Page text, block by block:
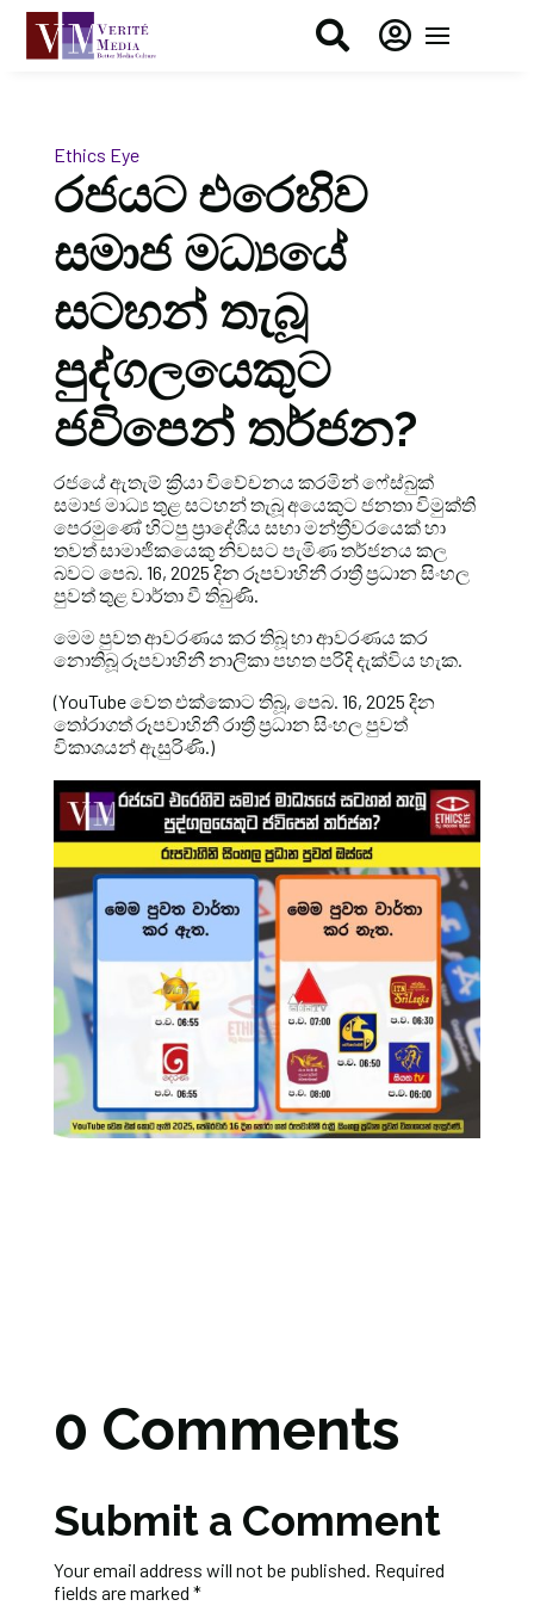
 
Ethics Eye
රජයට එරෙහිව
සමාජ මධ්‍යයේ
සටහන් තැබූ
පුද්ගලයෙකුට
ජවිපෙන් තර්ජන?
රජයේ ඇතැම් ක්‍රියා විවේචනය කරමින් ෆේස්බුක්
සමාජ මාධ්‍ය තුළ සටහන් තැබූ අයෙකුට ජනතා විමුක්ති
පෙරමුණේ හිටපු ප්‍රාදේශීය සභා මන්ත්‍රීවරයෙක් හා
තවත් සාමාජිකයෙකු නිවසට පැමිණ තර්ජනය කල
බවට පෙබ. 16, 2025 දින රූපවාහිනී රාත්‍රී ප්‍රධාන සිංහල
පුවත් තුළ වාර්තා වී තිබුණි.
මෙම පුවත ආවරණය කර තිබූ හා ආවරණය කර
නොතිබූ රූපවාහිනී නාලිකා පහත පරිදි දැක්විය හැක.
(YouTube වෙත එක්කොට තිබූ, පෙබ. 16, 2025 දින
තෝරාගත් රූපවාහිනී රාත්‍රී ප්‍රධාන සිංහල පුවත්
විකාශයන් ඇසුරිණි.)
0 Comments
Submit a Comment
Your email address will not be published. Required
fields are marked *